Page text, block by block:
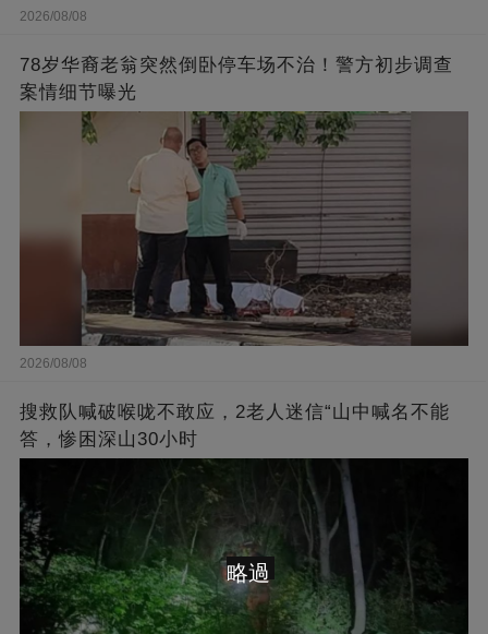
2026/08/08
78岁华裔老翁突然倒卧停车场不治！警方初步调查
案情细节曝光
2026/08/08
搜救队喊破喉咙不敢应，2老人迷信“山中喊名不能
答，惨困深山30小时
略過